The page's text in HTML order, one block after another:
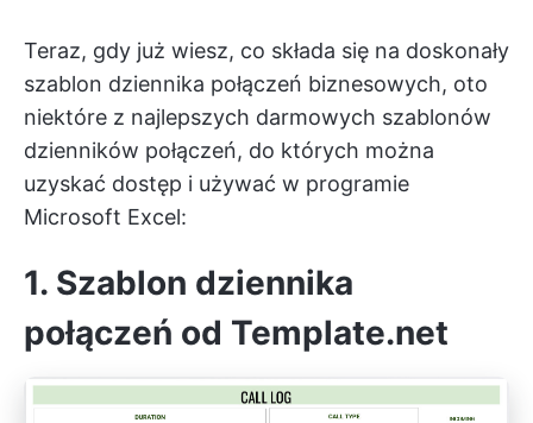
Teraz, gdy już wiesz, co składa się na doskonały
szablon dziennika połączeń biznesowych, oto
niektóre z najlepszych darmowych szablonów
dzienników połączeń, do których można
uzyskać dostęp i używać w programie
Microsoft Excel:
1. Szablon dziennika
połączeń od Template.net